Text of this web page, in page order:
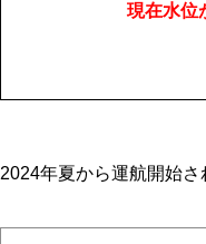
現在水位
2024年夏から運航開始さ